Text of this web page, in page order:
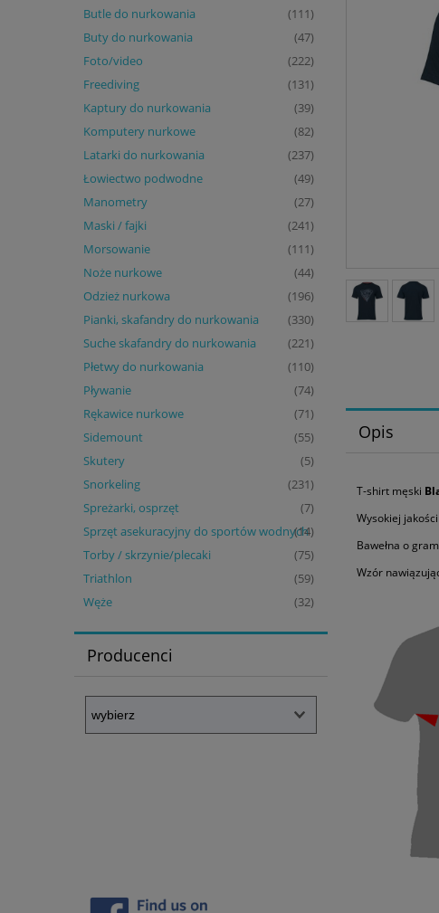
Butle do nurkowania (111)
Buty do nurkowania (47)
Foto/video (222)
Freediving (131)
Kaptury do nurkowania (39)
Komputery nurkowe (82)
Latarki do nurkowania (237)
Łowiectwo podwodne (49)
Manometry (27)
Maski / fajki (241)
Morsowanie (111)
Noże nurkowe (44)
Odzież nurkowa (196)
Pianki, skafandry do nurkowania (330)
Suche skafandry do nurkowania (221)
Płetwy do nurkowania (110)
Pływanie (74)
Rękawice nurkowe (71)
Sidemount (55)
Skutery (5)
Snorkeling (231)
Spreżarki, osprzęt (7)
Sprzęt asekuracyjny do sportów wodnych
(14)
Torby / skrzynie/plecaki (75)
Triathlon (59)
Węże (32)
Producenci
Opis
T-shirt męski
Wysokiej
Bawełna o
Wzór